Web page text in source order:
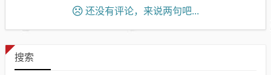
还没有评论，来说两句吧...
搜索